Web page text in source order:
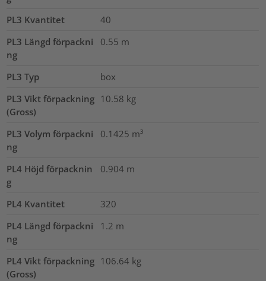
PL3 Kvantitet
40
PL3 Längd förpackni
ng
0.55 m
PL3 Typ
box
PL3 Vikt förpackning
(Gross)
10.58 kg
PL3 Volym förpackni
ng
0.1425 m³
PL4 Höjd förpacknin
g
0.904 m
PL4 Kvantitet
320
PL4 Längd förpackni
ng
1.2 m
PL4 Vikt förpackning
(Gross)
106.64 kg